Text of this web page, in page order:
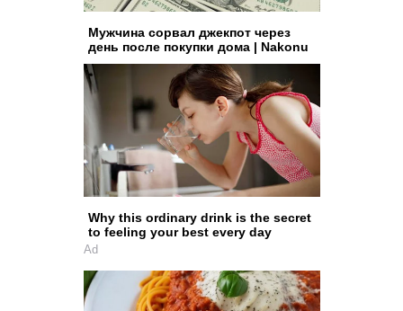
Мужчина сорвал джекпот через
день после покупки дома | Nakonu
Why this ordinary drink is the secret
to feeling your best every day
Ad